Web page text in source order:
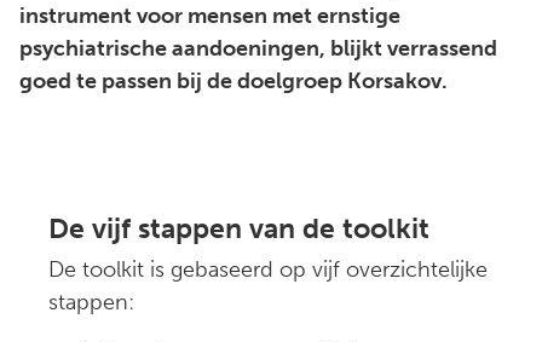
instrument voor mensen met ernstige
psychiatrische aandoeningen, blijkt verrassend
goed te passen bij de doelgroep Korsakov.
De vijf stappen van de toolkit
De toolkit is gebaseerd op vijf overzichtelijke
stappen: